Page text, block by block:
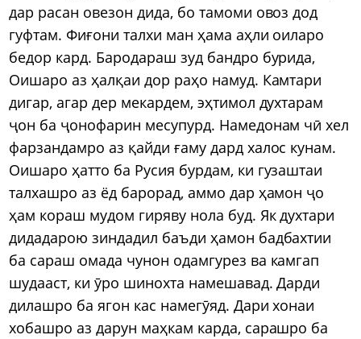
дар расан овезон дида, бо тамоми овоз дод
гуфтам. Фиғони талхи ман ҳама аҳли оиларо
бедор кард. Бародараш зуд бандро бурида,
Оишаро аз ҳалқаи дор раҳо намуд. Камтари
дигар, агар дер мекардем, эҳтимол духтарам
ҷон ба ҷонофарин месупурд. Намедонам чӣ хел
фарзандамро аз қайди ғаму дард халос кунам.
Оишаро ҳатто ба Русия бурдам, ки гузаштаи
талхашро аз ёд барорад, аммо дар ҳамон ҷо
ҳам кораш мудом гиряву нола буд. Як духтари
дидадарою зиндадил баъди ҳамон бадбахтии
ба сараш омада чунон одамгурез ва камгап
шудааст, ки ӯро шинохта намешавад. Дарди
дилашро ба ягон кас намегӯяд. Дари хонаи
хобашро аз дарун маҳкам карда, сарашро ба